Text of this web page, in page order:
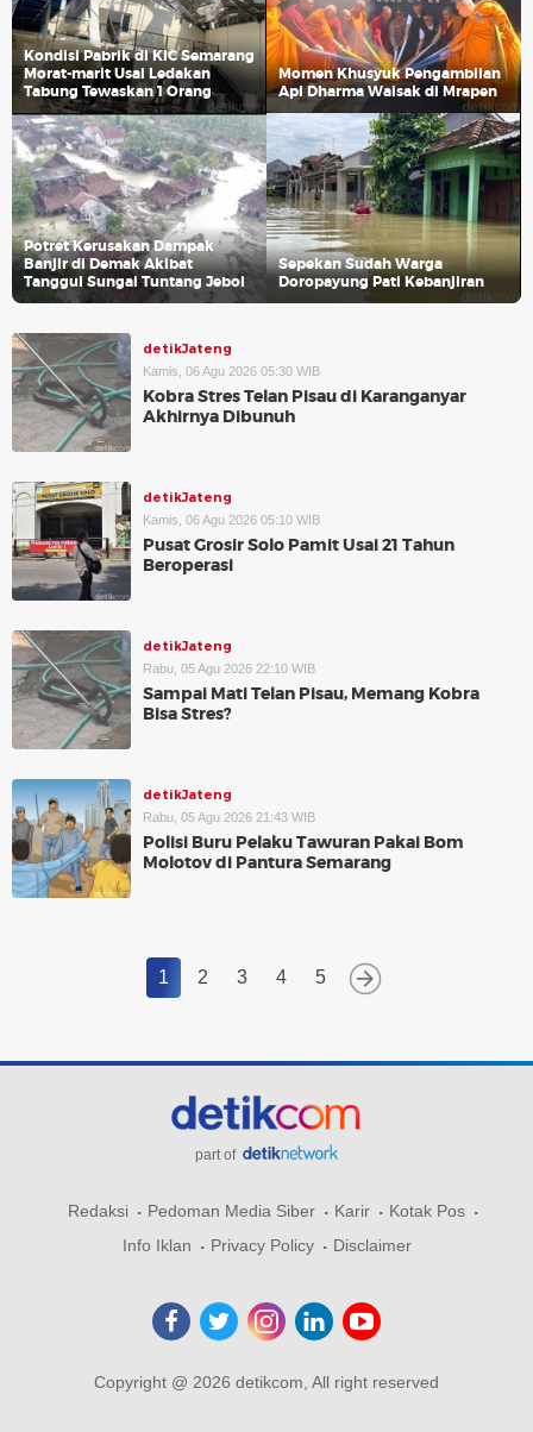
Kondisi Pabrik di KIC Semarang
Morat-marit Usai Ledakan
Tabung Tewaskan 1 Orang
Momen Khusyuk Pengambilan
Api Dharma Waisak di Mrapen
Potret Kerusakan Dampak
Banjir di Demak Akibat
Tanggul Sungai Tuntang Jebol
Sepekan Sudah Warga
Doropayung Pati Kebanjiran
detikJateng
Kamis, 06 Agu 2026 05:30 WIB
Kobra Stres Telan Pisau di Karanganyar
Akhirnya Dibunuh
detikJateng
Kamis, 06 Agu 2026 05:10 WIB
Pusat Grosir Solo Pamit Usai 21 Tahun
Beroperasi
detikJateng
Rabu, 05 Agu 2026 22:10 WIB
Sampai Mati Telan Pisau, Memang Kobra
Bisa Stres?
detikJateng
Rabu, 05 Agu 2026 21:43 WIB
Polisi Buru Pelaku Tawuran Pakai Bom
Molotov di Pantura Semarang
1 2 3 4 5
part of
Redaksi Pedoman Media Siber Karir
Kotak Pos
Info Iklan
Privacy Policy Disclaimer
Copyright @ 2026 detikcom, All right reserved